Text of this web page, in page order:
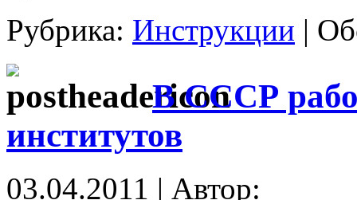
Рубрика: Инструкции |
В СССР
институтов
03.04.2011 | Автор: